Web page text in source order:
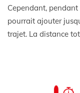
Cependant,
pourrait ajouter
trajet. La distance